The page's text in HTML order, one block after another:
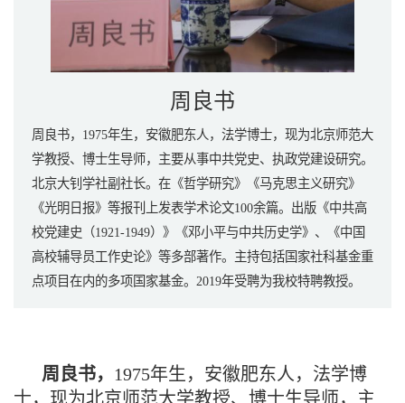
周良书
周良书，1975年生，安徽肥东人，法学博士，现为北京师范大
学教授、博士生导师，主要从事中共党史、执政党建设研究。
北京大钊学社副社长。​在《哲学研究》《马克思主义研究》
《光明日报》等报刊上发表学术论文100余篇。出版《中共高
校党建史（1921-1949）》《邓小平与中共历史学》、《中国
高校辅导员工作史论》等多部著作。主持包括国家社科基金重
点项目在内的多项国家基金。2019年受聘为我校特聘教授。
周良书， 1975年生，安徽肥东人，法学博
士，现为北京师范大学教授、博士生导师，主